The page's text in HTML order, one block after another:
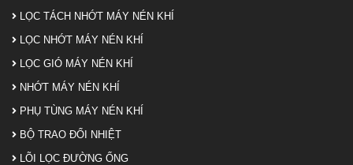
LỌC TÁCH NHỚT MÁY NÉN KHÍ
LỌC NHỚT MÁY NÉN KHÍ
LỌC GIÓ MÁY NÉN KHÍ
NHỚT MÁY NÉN KHÍ
PHỤ TÙNG MÁY NÉN KHÍ
BỘ TRAO ĐỔI NHIỆT
LÕI LỌC ĐƯỜNG ỐNG